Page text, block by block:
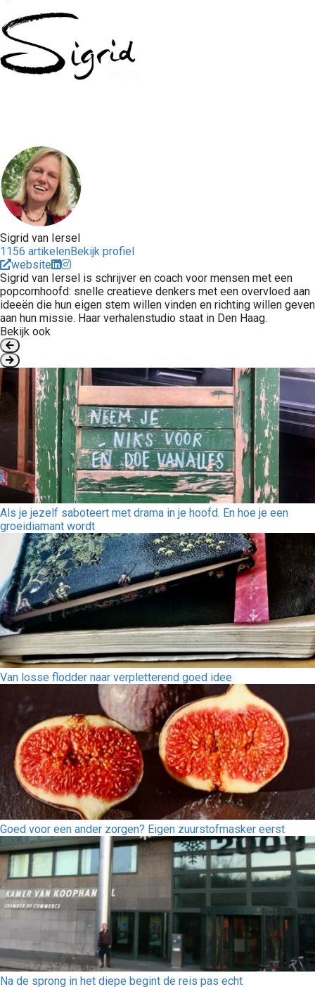
Sigrid van Iersel
1156 artikelenBekijk profiel
website
Sigrid van Iersel is schrijver en coach voor mensen met een
popcornhoofd: snelle creatieve denkers met een overvloed aan
ideeën die hun eigen stem willen vinden en richting willen geven
aan hun missie. Haar verhalenstudio staat in Den Haag.
Bekijk ook
Als je jezelf saboteert met drama in je hoofd. En hoe je een
groeidiamant wordt
Van losse flodder naar verpletterend goed idee
Goed voor een ander zorgen? Eigen zuurstofmasker eerst
Na de sprong in het diepe begint de reis pas echt